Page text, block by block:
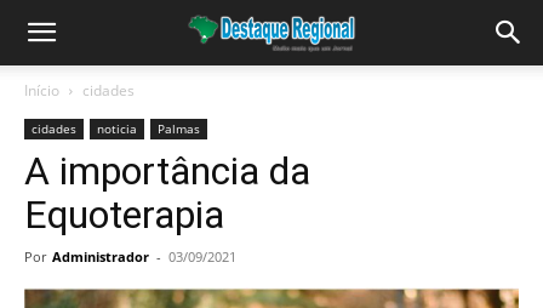
Início cidades
cidades noticia Palmas
A importância da
Equoterapia
Por Administrador - 03/09/2021